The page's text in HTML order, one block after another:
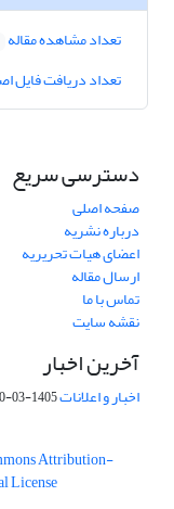
تعداد مشاهده مقاله
تعداد دریافت فایل
دسترسی سریع
صفحه اصلی
درباره نشریه
اعضای هیات تحریریه
ارسال مقاله
تماس با ما
نقشه سایت
آخرین اخبار
اخبار و اعلانات1405-03-30
Attribution-
License